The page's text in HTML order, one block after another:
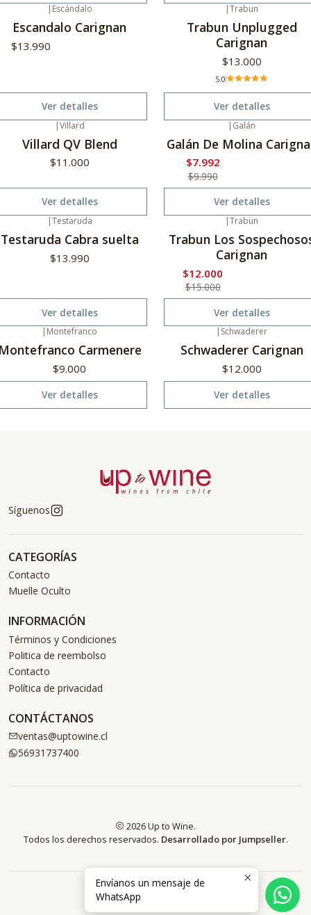
| Escándalo
Escandalo Carignan
$13.990
Ver detalles
|Trabun
Trabun Unplugged
Carignan
$13.000
5.0
Ver detalles
|Villard
Villard QV Blend
$11.000
Ver detalles
No disponible
| Galán
Galán De Molina
$7.992
$9.990
Ver detalles
|Testaruda
Testaruda Cabra suelta
$13.990
Ver detalles
No disponible
|Trabun
Trabun Los
Carignan
$12.000
$15.000
Ver detalles
disponible
| Montefranco
Carmenere
$9.000
Ver detalles
No disponible
| Schwaderer
Schwaderer Carignan
$12.000
Ver detalles
Síguenos
CATEGORÍAS
Contacto
Muelle Oculto
INFORMACIÓN
Términos y Condiciones
Politica de reembolso
Contacto
Política de privacidad
CONTÁCTANOS
ventas@uptowine.cl
56931737400
2026 Up to Wine.
Todos los derechos reservados. Desarrollado por Jumpseller.
VOLVER ARRIBA
Envíanos un mensaje de
WhatsApp